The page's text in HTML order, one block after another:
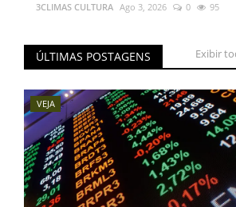
3CLIMAS CULTURA Ago 3, 2026 0 95
ÚLTIMAS POSTAGENS Exibir
VEJA